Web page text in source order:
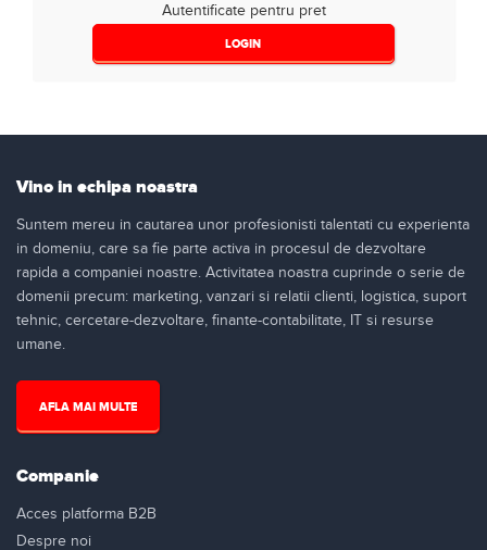
Autentificate pentru pret
LOGIN
Vino in echipa noastra
Suntem mereu in cautarea unor profesionisti talentati cu experienta
in domeniu, care sa fie parte activa in procesul de dezvoltare
rapida a companiei noastre. Activitatea noastra cuprinde o serie de
domenii precum: marketing, vanzari si relatii clienti, logistica, suport
tehnic, cercetare-dezvoltare, finante-contabilitate, IT si resurse
umane.
AFLA MAI MULTE
Companie
Acces platforma B2B
Despre noi